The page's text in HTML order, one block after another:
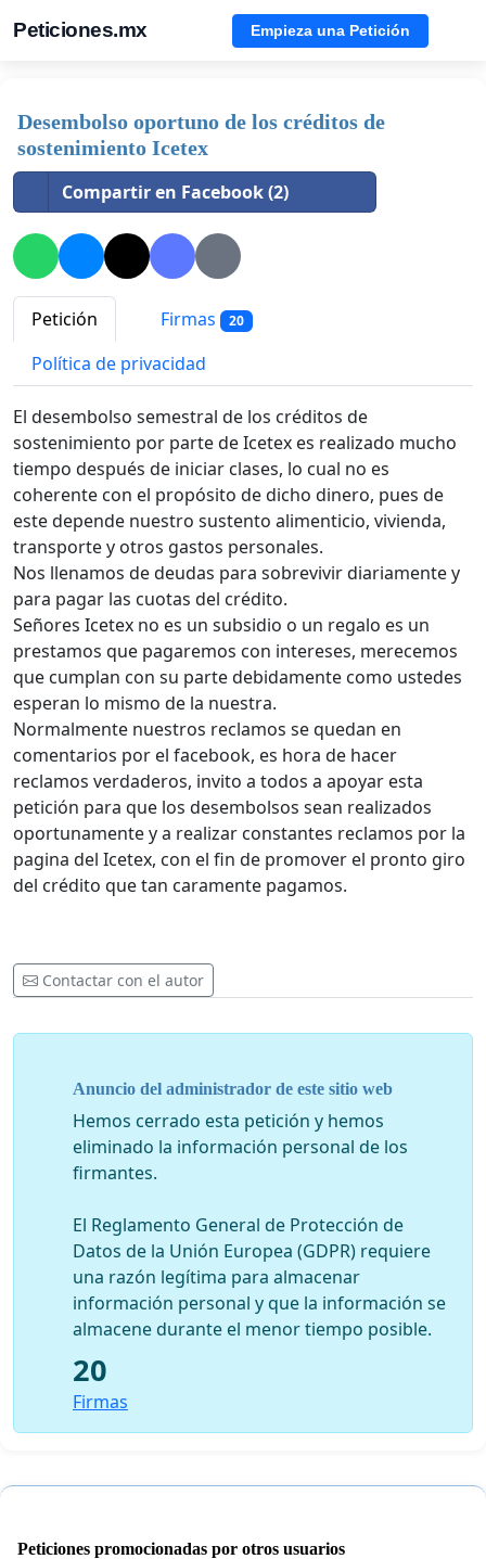
Peticiones.mx Empieza una Petición
Desembolso oportuno de los créditos de
sostenimiento Icetex
Compartir en Facebook (2)
Petición Firmas 20
Política de privacidad
El desembolso semestral de los créditos de
sostenimiento por parte de Icetex es realizado mucho
tiempo después de iniciar clases, lo cual no es
coherente con el propósito de dicho dinero, pues de
este depende nuestro sustento alimenticio, vivienda,
transporte y otros gastos personales.
Nos llenamos de deudas para sobrevivir diariamente y
para pagar las cuotas del crédito.
Señores Icetex no es un subsidio o un regalo es un
prestamos que pagaremos con intereses, merecemos
que cumplan con su parte debidamente como ustedes
esperan lo mismo de la nuestra.
Normalmente nuestros reclamos se quedan en
comentarios por el facebook, es hora de hacer
reclamos verdaderos, invito a todos a apoyar esta
petición para que los desembolsos sean realizados
oportunamente y a realizar constantes reclamos por la
pagina del Icetex, con el fin de promover el pronto giro
del crédito que tan caramente pagamos.
Contactar con el autor
Anuncio del administrador de este sitio web
Hemos cerrado esta petición y hemos
eliminado la información personal de los
firmantes.
El Reglamento General de Protección de
Datos de la Unión Europea (GDPR) requiere
una razón legítima para almacenar
información personal y que la información se
almacene durante el menor tiempo posible.
20
Firmas
Peticiones promocionadas por otros usuarios